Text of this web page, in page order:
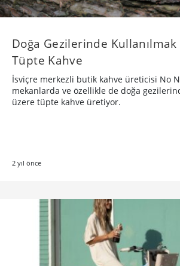
Doğa Gezilerinde
Tüpte Kahve
İsviçre merkezli butik kahve üreticisi No
mekanlarda ve özellikle de doğa
üzere tüpte kahve üretiyor.
2 yıl önce